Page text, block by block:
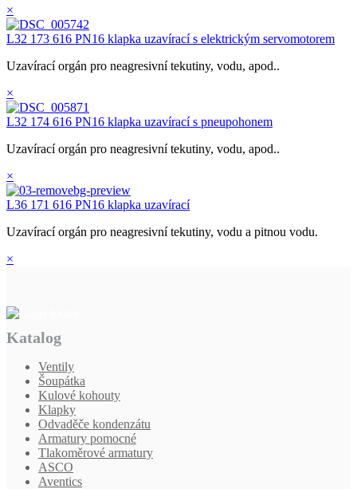
×
L32 173 616 PN16 klapka uzavírací s elektrickým servomotorem
Uzavírací orgán pro neagresivní tekutiny, vodu, apod..
×
L32 174 616 PN16 klapka uzavírací s pneupohonem
Uzavírací orgán pro neagresivní tekutiny, vodu, apod..
×
L36 171 616 PN16 klapka uzavírací
Uzavírací orgán pro neagresivní tekutiny, vodu a pitnou vodu.
×
Katalog
Ventily
Šoupátka
Kulové kohouty
Klapky
Odvaděče kondenzátu
Armatury pomocné
Tlakoměrové armatury
ASCO
Aventics